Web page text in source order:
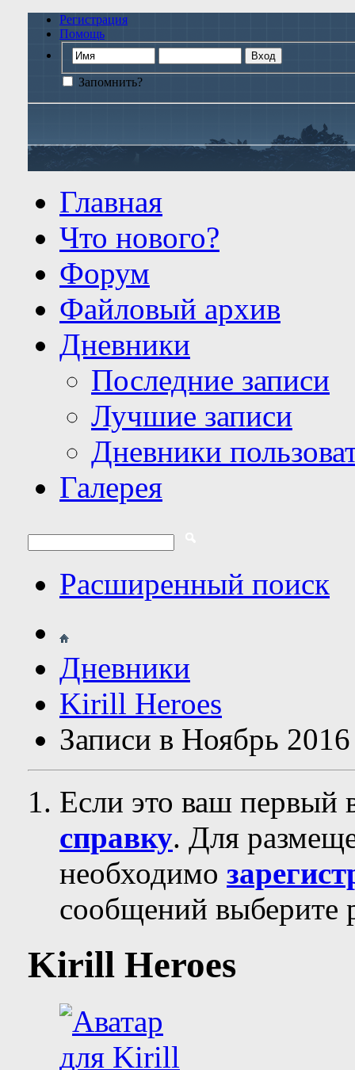
Регистрация
Помощь
Запомнить?
Главная
Что нового?
Форум
Файловый архив
Дневники
Последние записи
Лучшие записи
Дневники
Галерея
Расширенный поиск
Дневники
Kirill Heroes
Записи в Ноябрь 2016
Если это ваш первый
справку. Для
необходимо
сообщений выберите
Kirill Heroes